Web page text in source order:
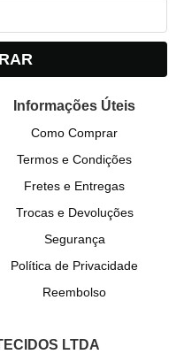
Informações Úteis
Como Comprar
Termos e Condições
Fretes e Entregas
Trocas e Devoluções
Segurança
Política de Privacidade
Reembolso
LTDA